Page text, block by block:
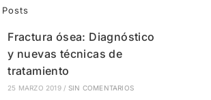
Fractura ósea: Diagnóstico
y nuevas técnicas de
tratamiento
25 MARZO 2019 / SIN COMENTARIOS